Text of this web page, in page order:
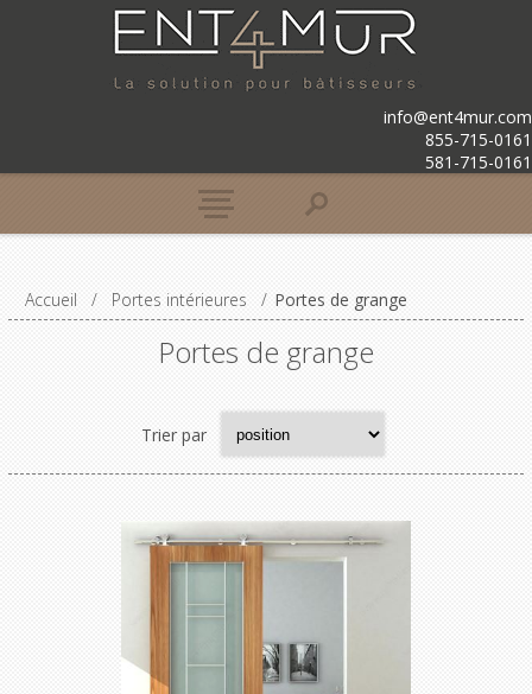
info@ent4mur.com
855-715-0161
581-715-0161
Accueil / Portes intérieures / Portes de grange
Portes de grange
Trier par